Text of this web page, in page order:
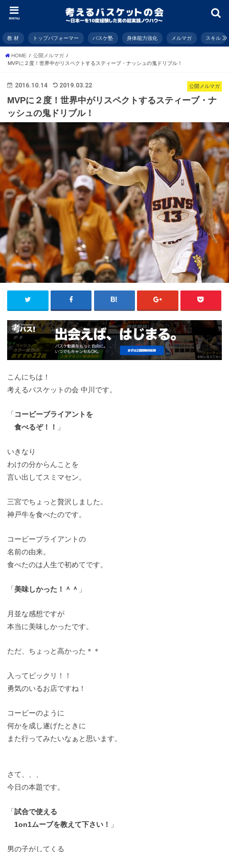
menu
教 材 トップパフォーマー バスケ塾 身体能力強化 メルマガ スキル
HOME
公開メルマガ
MVPに２度！世界中がリスペクトするスティーブ・ナッシュの鬼ドリブル！
公開メルマガ
2016.10.14 2019.03.22
MVPに２度！世界中がリスペクトするスティーブ・ナ
ッシュの鬼ドリブル！
こんにちは！
考えるバスケットの会 中川です。
「 コービーブライアントを
食べるぞ！！
」
いきなり
わけの分からんことを
言い出してスミマセン。
三宮でちょっと贅沢しました。
神戸牛を食べたのです。
コービーブライアントの
名前の由来。
食べたのは人生で初めてです。
「美味しかった！＾＾ 」
月並な感想ですが
本当に美味しかったです。
ただ、ちょっと高かった＊＊
入ってビックリ！！
勇気のいるお店ですね！
コービーのように
何かを成し遂げたときに
また行ってみたいなぁと思います。
さて、、、
今日の本題です。
「試合で使える
1on1ムーブを教えて下さい！
」
男の子がしてくる